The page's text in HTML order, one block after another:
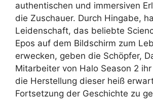
authentischen und immersiven
die Zuschauer. Durch Hingabe,
Leidenschaft, das beliebte
Epos auf dem Bildschirm zum
erwecken, geben die Schöpfer,
Mitarbeiter von Halo Season 2
die Herstellung dieser heiß
Fortsetzung der Geschichte zu